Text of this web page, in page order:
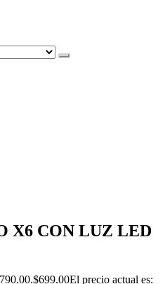
Joaquín Requena 2459
X6 CON LUZ LED
$699.00El precio actual es: